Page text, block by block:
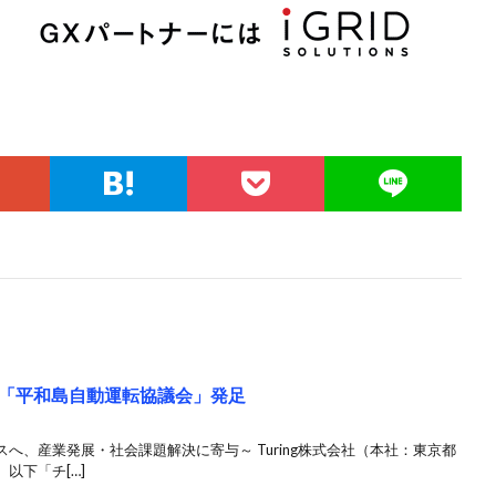
平和島自動運転協議会」発足
、産業発展・社会課題解決に寄与～ Turing株式会社（本社：東京都
以下「チ[…]